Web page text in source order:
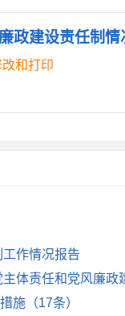
；对反馈的*条“
党。一是持续正
风和腐败问题专项
行“三步联查”机
县干部作风建设
动说清问题的实
计**万元。今年
好生态。今年
政建设责任制情
和打印
作情况报告
体责任和党风廉政
施（17条）